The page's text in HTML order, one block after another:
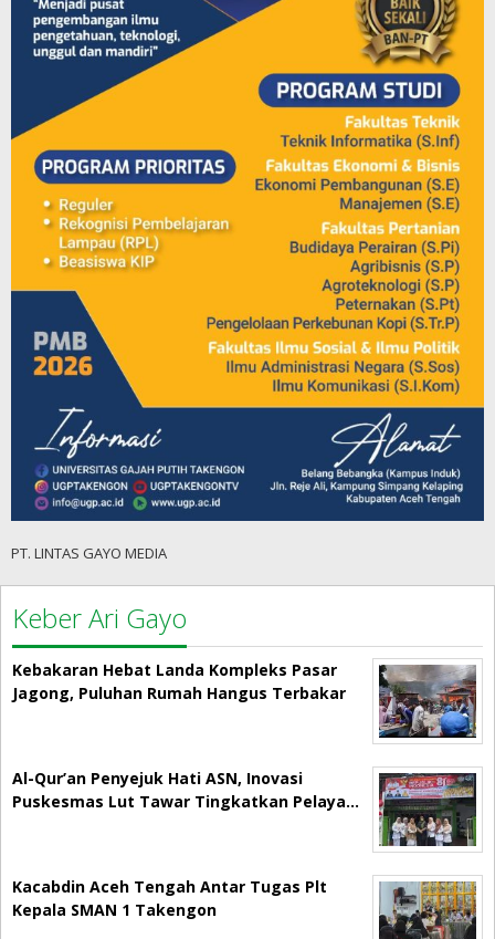
PT. LINTAS GAYO MEDIA
Keber Ari Gayo
Kebakaran Hebat Landa Kompleks Pasar
Jagong, Puluhan Rumah Hangus Terbakar
Al-Qur’an Penyejuk Hati ASN, Inovasi
Puskesmas Lut Tawar Tingkatkan Pelaya…
Kacabdin Aceh Tengah Antar Tugas Plt
Kepala SMAN 1 Takengon